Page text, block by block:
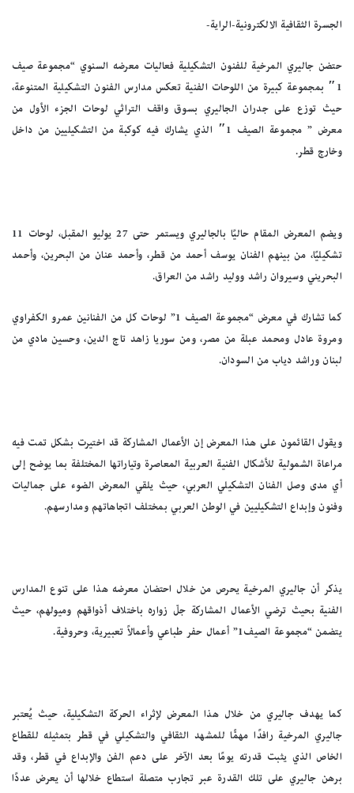
الجسرة الثقافية الالكترونية-الراية-
حتضن جاليري المرخية للفنون التشكيلية فعاليات معرضه السنوي “مجموعة صيف
1″ بمجموعة كبيرة من اللوحات الفنية تعكس مدارس الفنون التشكيلية المتنوعة،
حيث توزع على جدران الجاليري بسوق واقف التراثي لوحات الجزء الأول من
معرض ” مجموعة الصيف 1″ الذي يشارك فيه كوكبة من التشكيليين من داخل
وخارج قطر.
ويضم المعرض المقام حاليًا بالجاليري ويستمر حتى 27 يوليو المقبل، لوحات 11
تشكيليًا، من بينهم الفنان يوسف أحمد من قطر، وأحمد عنان من البحرين، وأحمد
البحريني وسيروان راشد ووليد راشد من العراق.
كما تشارك في معرض “مجموعة الصيف 1” لوحات كل من الفنانين عمرو الكفراوي
ومروة عادل ومحمد عبلة من مصر، ومن سوريا زاهد تاج الدين، وحسين مادي من
لبنان وراشد دياب من السودان.
ويقول القائمون على هذا المعرض إن الأعمال المشاركة قد اختيرت بشكل تمت فيه
مراعاة الشمولية للأشكال الفنية العربية المعاصرة وتياراتها المختلفة بما يوضح إلى
أي مدى وصل الفنان التشكيلي العربي، حيث يلقي المعرض الضوء على جماليات
وفنون وإبداع التشكيليين في الوطن العربي بمختلف اتجاهاتهم ومدارسهم.
يذكر أن جاليري المرخية يحرص من خلال احتضان معرضه هذا على تنوع المدارس
الفنية بحيث ترضي الأعمال المشاركة جلّ زواره باختلاف أذواقهم وميولهم، حيث
يتضمن “مجموعة الصيف1” أعمال حفر طباعي وأعمالاً تعبيرية، وحروفية.
كما يهدف جاليري من خلال هذا المعرض لإثراء الحركة التشكيلية، حيث يُعتبر
جاليري المرخية رافدًا مهمًّا للمشهد الثقافي والتشكيلي في قطر بتمثيله للقطاع
الخاص الذي يثبت قدرته يومًا بعد الآخر على دعم الفن والإبداع في قطر، وقد
برهن جاليري على تلك القدرة عبر تجارب متصلة استطاع خلالها أن يعرض عددًا